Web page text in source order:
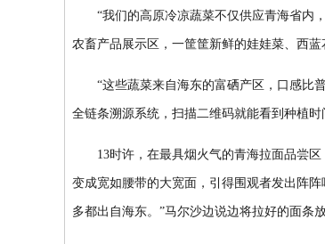
“我们的高原冷凉蔬菜不仅供应青海省内，
农畜产品展示区，一筐筐新鲜的娃娃菜、西
“这些蔬菜来自海东的富硒产区，口感比普
全链条溯源系统，扫描二维码就能看到种植时
13时许，在最具烟火气的青海拉面品尝区
变成宽如腰带的大宽面，引得围观者发出阵
多都出自海东。”马尔沙边说边将拉好的面条